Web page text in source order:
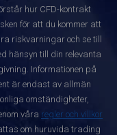
hur CFD-kontrakt
för att du kommer att
riskvarningar och se till
hänsyn till din relevanta
Informationen på
är endast av allmän
omständigheter,
våra regler och villkor
om huruvida trading